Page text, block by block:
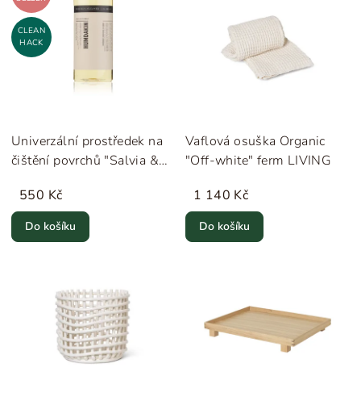
CLEAN
HACK
Univerzální prostředek na
čištění povrchů "Salvia &
550 Kč
Do košíku
Vaflová osuška Organic
"Off-white" ferm LIVING
1 140 Kč
Do košíku